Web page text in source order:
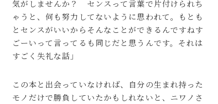
気がしませんか？ センスって言葉で片付けられち
ゃうと、何も努力してないように思われて。もとも
とセンスがいいからそんなことができるんですねす
ごーいって言ってるも同じだと思うんです。それは
すごく失礼な話」
この本と出会っていなければ、自分の生まれ持った
モノだけで勝負していたかもしれないと、ニワノさ